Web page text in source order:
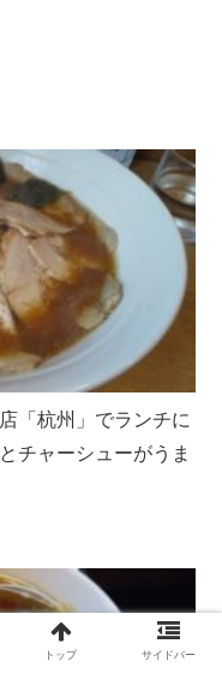
「杭州」でランチに
チャーシューがうま
トップ サイドバー